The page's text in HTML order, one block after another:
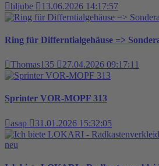
hljube 13.06.2026 14:17:57
Ring für Differntialgehäuse =>
Thomas135 27.04.2026 09:17:11
Sprinter VOR-MOPF 313
asap 31.01.2026 15:32:05